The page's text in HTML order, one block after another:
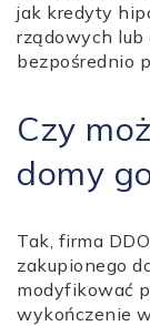
jak kredyty
rządowych lub
bezpośrednio
Czy
domy
Tak, firma
zakupionego
modyfikować
wykończenie